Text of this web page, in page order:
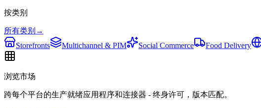
按类别
所有类别 →
Storefronts
Multichannel & PIM Social Commerce Food Delivery
浏览市场
跨每个平台的生产就绪应用程序和连接器 - 终身许可，版本匹配。